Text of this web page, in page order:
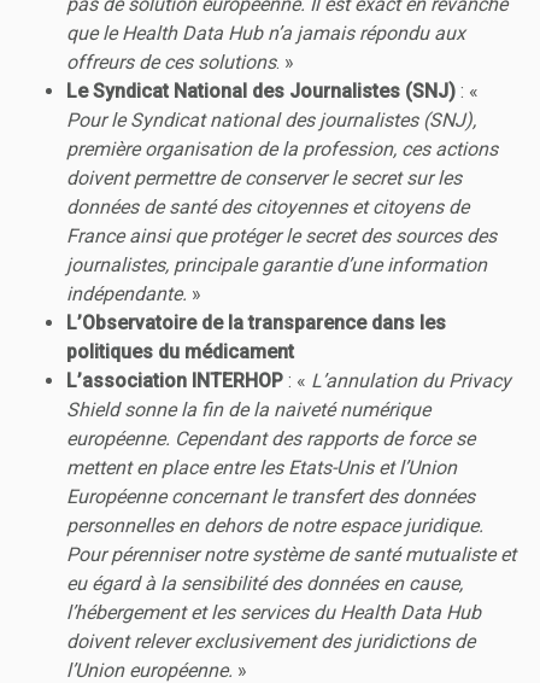
que le Health Data Hub n’a jamais répondu aux
offreurs de ces solutions. »
Le Syndicat National des Journalistes (SNJ) : «
Pour le Syndicat national des journalistes (SNJ),
première organisation de la profession, ces actions
doivent permettre de conserver le secret sur les
données de santé des citoyennes et citoyens de
France ainsi que protéger le secret des sources des
journalistes, principale garantie d’une information
indépendante. »
L’Observatoire de la transparence dans les
politiques du médicament
L’association INTERHOP : « L’annulation du Privacy
Shield sonne la fin de la naiveté numérique
européenne. Cependant des rapports de force se
mettent en place entre les Etats-Unis et l’Union
Européenne concernant le transfert des données
personnelles en dehors de notre espace juridique.
Pour pérenniser notre système de santé mutualiste et
eu égard à la sensibilité des données en cause,
l’hébergement et les services du Health Data Hub
doivent relever exclusivement des juridictions de
l’Union européenne. »